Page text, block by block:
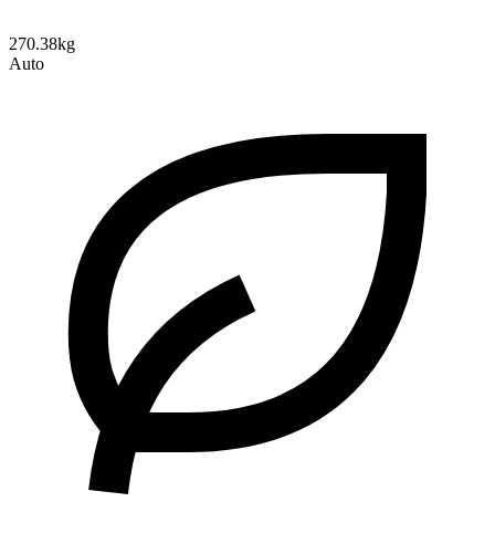
270.38kg
Auto